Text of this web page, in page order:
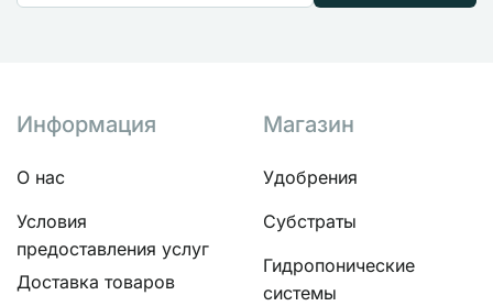
Информация
О нас
Условия
предоставления услуг
Доставка товаров
Магазин
Удобрения
Субстраты
Гидропонические
системы